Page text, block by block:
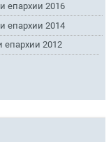
епархии 2016
епархии 2014
епархии 2012